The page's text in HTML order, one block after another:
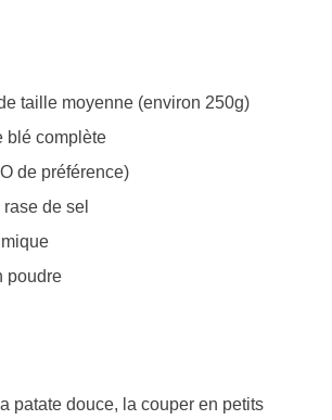
taille moyenne (environ 250g)
blé complète
de préférence)
de sel
poudre
patate douce, la couper en petits